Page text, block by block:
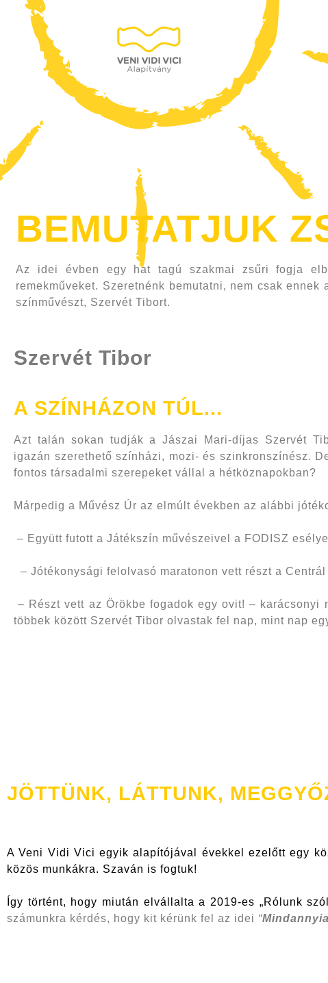
BEMUTATJUK
Az idei évben egy hat tagú szakmai zsűri fogja
remekműveket. Szeretnénk bemutatni, nem csak
színművészt, Szervét Tibort.
Szervét Tibor
A SZÍNHÁZON TÚL...
Azt talán sokan tudják a Jászai Mari-díjas Szervét
igazán szerethető színházi, mozi- és szinkronszínész.
fontos társadalmi szerepeket vállal a hétköznapokban?
Márpedig a Művész Úr az elmúlt években az alábbi
– Együtt futott a Játékszín művészeivel a FODISZ
– Jótékonysági felolvasó maratonon vett részt a
– Részt vett az Örökbe fogadok egy ovit! – karácsonyi
többek között Szervét Tibor olvastak fel nap, mint nap
JÖTTÜNK, LÁTTUNK,
A Veni Vidi Vici egyik alapítójával évekkel ezelőtt egy
közös munkákra. Szaván is fogtuk!
Így történt, hogy miután elvállalta a 2019-es „Rólunk
számunkra kérdés, hogy kit kérünk fel az idei “